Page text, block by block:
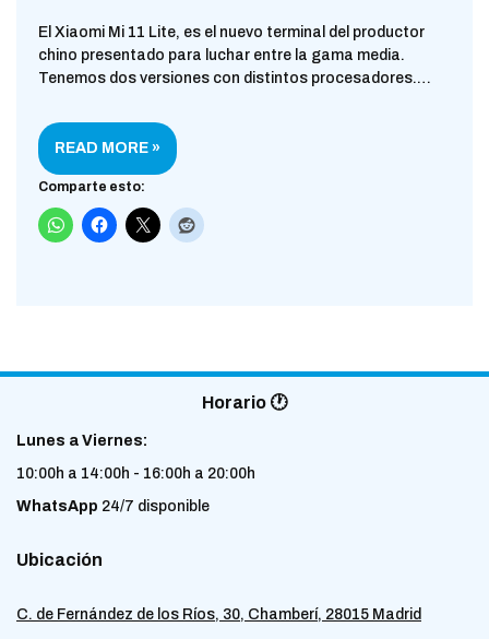
El Xiaomi Mi 11 Lite, es el nuevo terminal del productor
chino presentado para luchar entre la gama media.
Tenemos dos versiones con distintos procesadores.…
READ MORE »
Comparte esto:
Horario 🕐
Lunes a Viernes:
10:00h a 14:00h - 16:00h a 20:00h
WhatsApp 24/7 disponible
Ubicación
C. de Fernández de los Ríos, 30, Chamberí, 28015 Madrid